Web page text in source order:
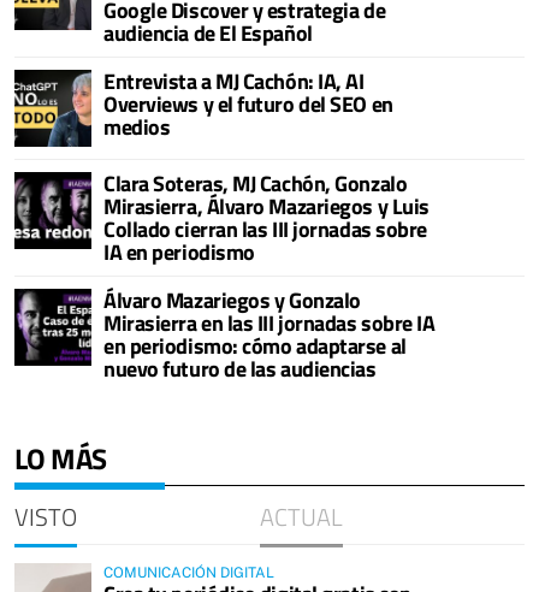
Google Discover y estrategia de
audiencia de El Español
Entrevista a MJ Cachón: IA, AI
Overviews y el futuro del SEO en
medios
Clara Soteras, MJ Cachón, Gonzalo
Mirasierra, Álvaro Mazariegos y Luis
Collado cierran las III jornadas sobre
IA en periodismo
Álvaro Mazariegos y Gonzalo
Mirasierra en las III jornadas sobre IA
en periodismo: cómo adaptarse al
nuevo futuro de las audiencias
LO MÁS
VISTO ACTUAL
COMUNICACIÓN DIGITAL